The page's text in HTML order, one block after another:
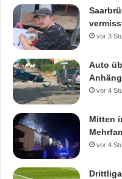
vor 3
Auto
vor 4
Mitten
vor 4